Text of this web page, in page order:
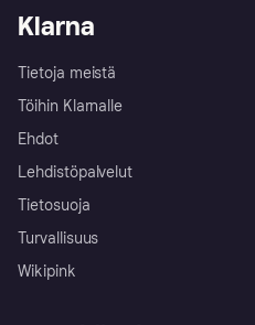
Klarna
Tietoja meistä
Töihin Klarnalle
Ehdot
Lehdistöpalvelut
Tietosuoja
Turvallisuus
Wikipink